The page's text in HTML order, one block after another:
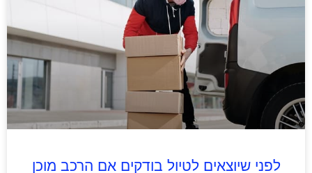
לפני שיוצאים לטיול בודקים אם הרכב מוכן